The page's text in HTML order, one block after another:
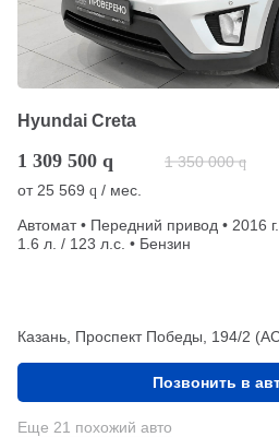
Hyundai Creta
1 309 500 q 1 350 000 q
от 25 569 q / мес.
Автомат • Передний привод • 2016
1.6 л. / 123 л.с. • Бензин
Казань, Проспект Победы, 194/2
Позвонить в
Еще 21 похожий авто